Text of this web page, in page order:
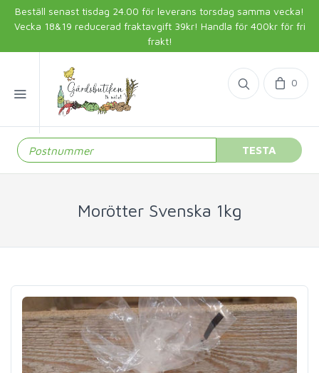
Beställ senast tisdag 24.00 för leverans torsdag samma vecka!
Vecka 18&19 reducerad fraktavgift 39kr! Handla för 400kr för fri
frakt!
0
TESTA
Morötter Svenska 1kg